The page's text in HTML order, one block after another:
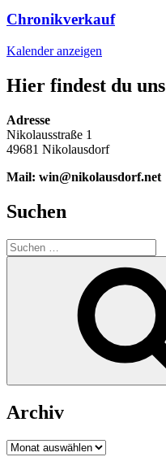
Chronikverkauf
Kalender anzeigen
Hier findest du uns
Adresse
Nikolausstraße 1
49681 Nikolausdorf
Mail: win@nikolausdorf.net
Suchen
Suche
nach:
Archiv
Archiv